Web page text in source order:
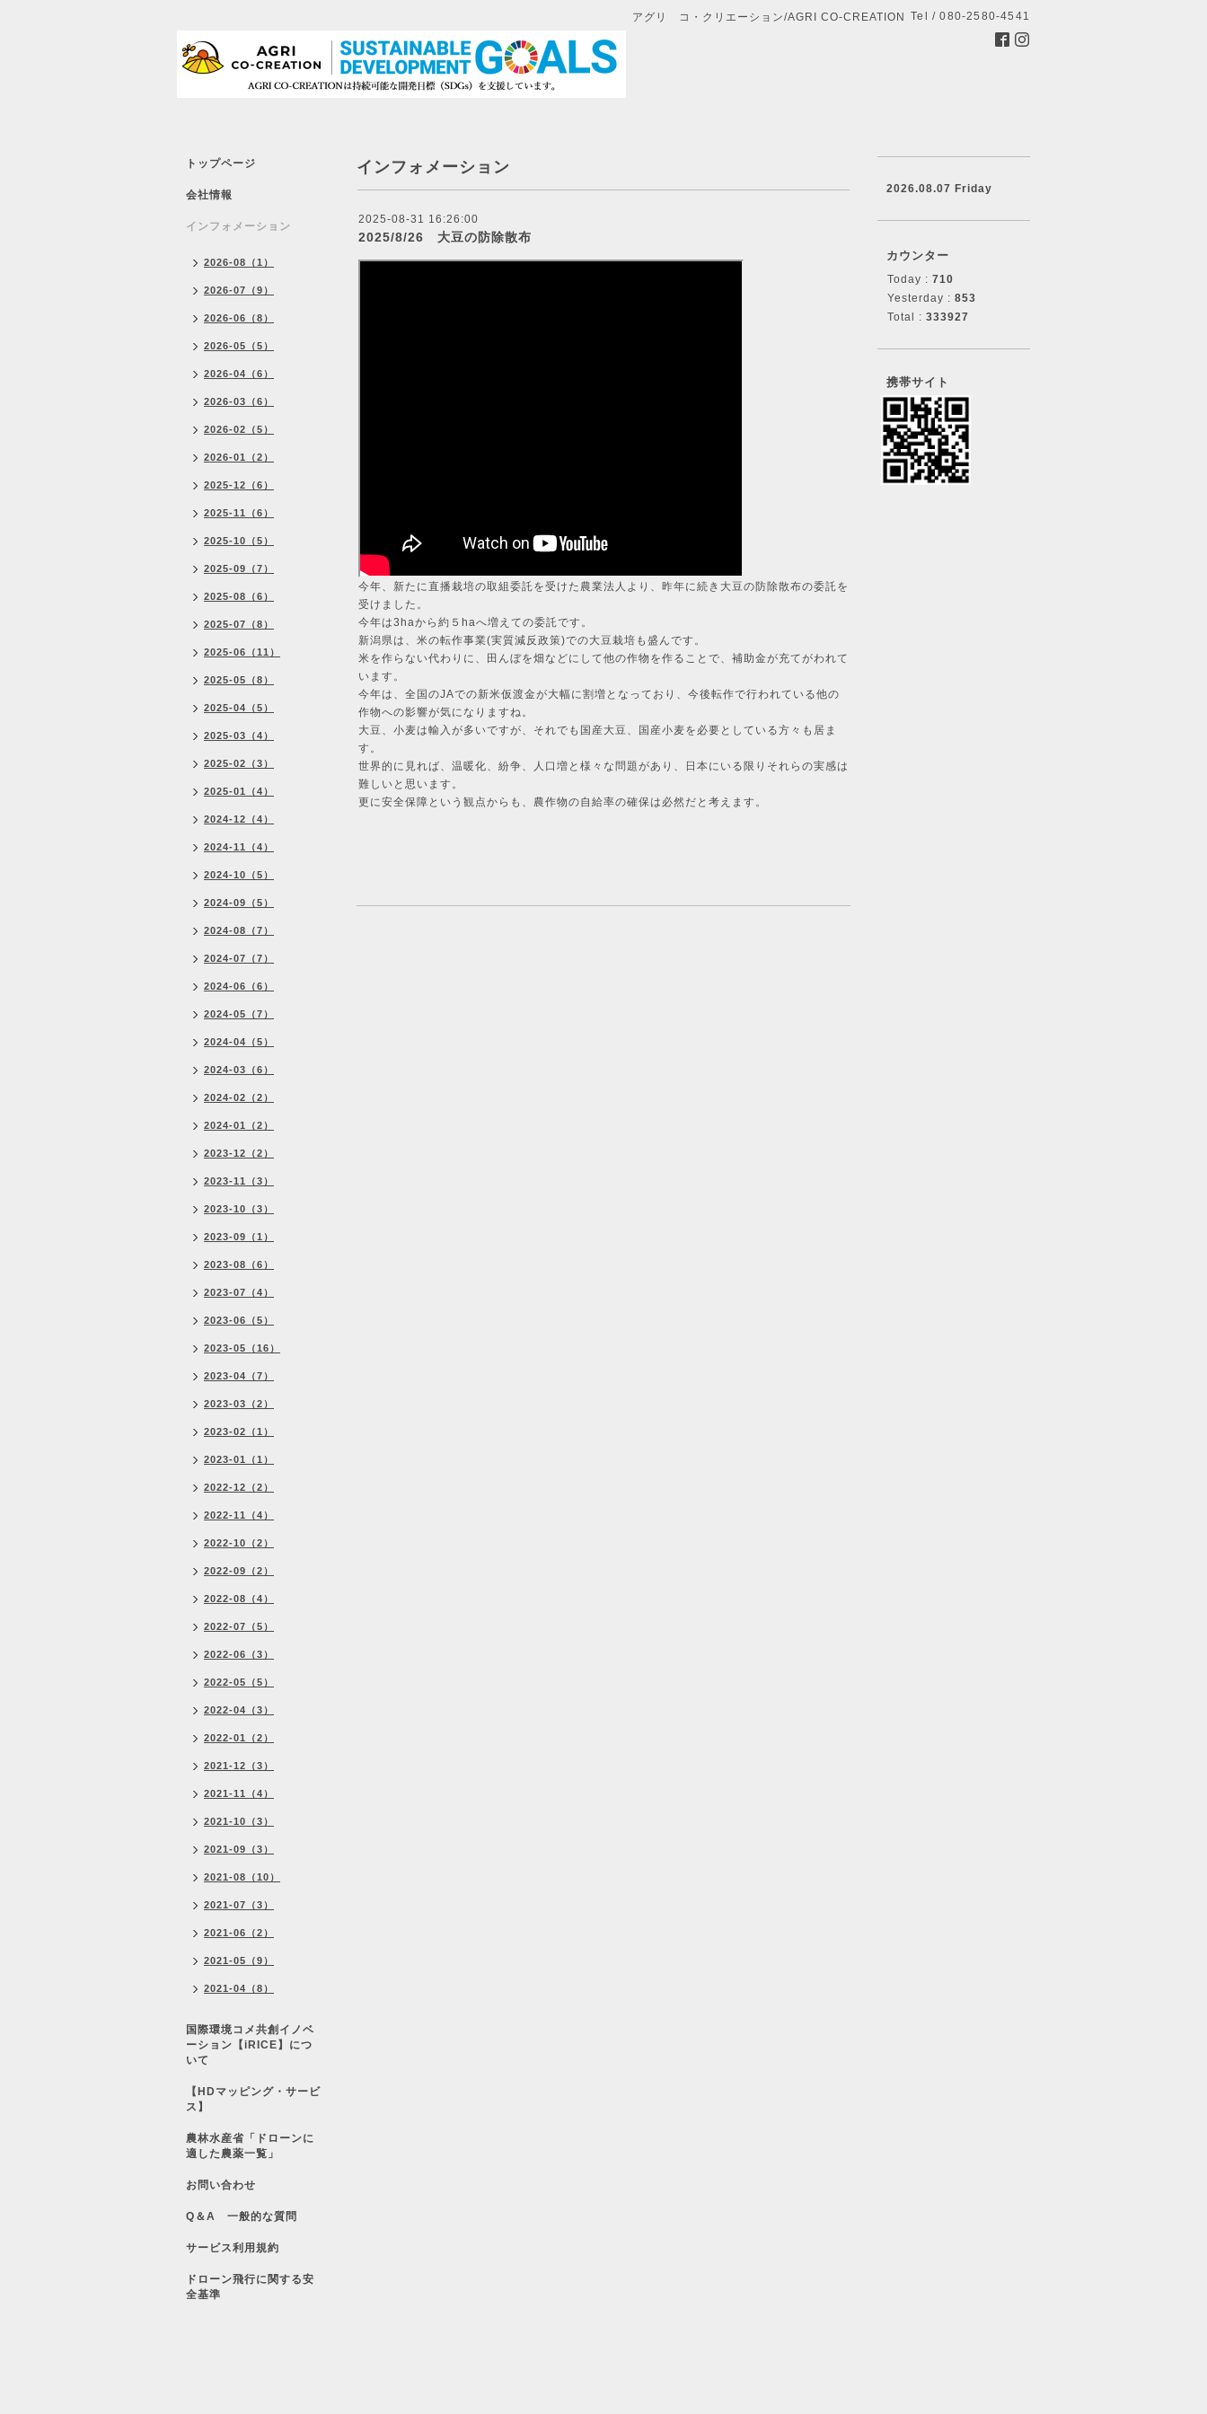
アグリ コ・クリエーション/AGRI CO-CREATION Tel / 080-2580-4541
インフォメーション
2025-08-31 16:26:00
2025/8/26 大豆の防除散布
今年、新たに直播栽培の取組委託を受けた農業法人より、昨年に続き大豆の防除散布の委託を
受けました。
今年は3haから約５haへ増えての委託です。
新潟県は、米の転作事業(実質減反政策)での大豆栽培も盛んです。
米を作らない代わりに、田んぼを畑などにして他の作物を作ることで、補助金が充てがわれて
います。
今年は、全国のJAでの新米仮渡金が大幅に割増となっており、今後転作で行われている他の
作物への影響が気になりますね。
大豆、小麦は輸入が多いですが、それでも国産大豆、国産小麦を必要としている方々も居ま
す。
世界的に見れば、温暖化、紛争、人口増と様々な問題があり、日本にいる限りそれらの実感は
難しいと思います。
更に安全保障という観点からも、農作物の自給率の確保は必然だと考えます。
トップページ
会社情報
インフォメーション
2026-08（1）
2026-07（9）
2026-06（8）
2026-05（5）
2026-04（6）
2026-03（6）
2026-02（5）
2026-01（2）
2025-12（6）
2025-11（6）
2025-10（5）
2025-09（7）
2025-08（6）
2025-07（8）
2025-06（11）
2025-05（8）
2025-04（5）
2025-03（4）
2025-02（3）
2025-01（4）
2024-12（4）
2024-11（4）
2024-10（5）
2024-09（5）
2024-08（7）
2024-07（7）
2024-06（6）
2024-05（7）
2024-04（5）
2024-03（6）
2024-02（2）
2024-01（2）
2023-12（2）
2023-11（3）
2023-10（3）
2023-09（1）
2023-08（6）
2023-07（4）
2023-06（5）
2023-05（16）
2023-04（7）
2023-03（2）
2023-02（1）
2023-01（1）
2022-12（2）
2022-11（4）
2022-10（2）
2022-09（2）
2022-08（4）
2022-07（5）
2022-06（3）
2022-05（5）
2022-04（3）
2022-01（2）
2021-12（3）
2021-11（4）
2021-10（3）
2021-09（3）
2021-08（10）
2021-07（3）
2021-06（2）
2021-05（9）
2021-04（8）
国際環境コメ共創イノベ
ーション【iRICE】につ
いて
【HDマッピング・サービ
ス】
農林水産省「ドローンに
適した農薬一覧」
お問い合わせ
Q＆A 一般的な質問
サービス利用規約
ドローン飛行に関する安
全基準
2026.08.07 Friday
カウンター
Today : 710
Yesterday : 853
Total : 333927
携帯サイト